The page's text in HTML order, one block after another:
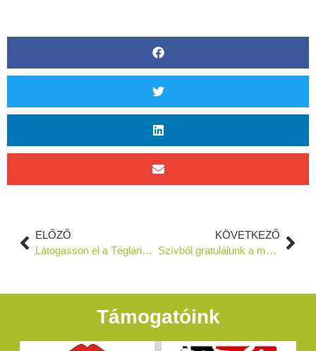
ELŐZŐ
Látogasson el a Tégláriumba az arTúr Fesztivál ideje alatt is
KÖVETKEZŐ
Szívből gratulálunk a mezőtúri kitüntetésekhez!
Támogatóink